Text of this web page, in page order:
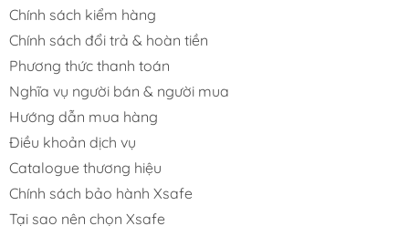
Chính sách kiểm hàng
Chính sách đổi trả & hoàn tiền
Phương thức thanh toán
Nghĩa vụ người bán & người mua
Hướng dẫn mua hàng
Điều khoản dịch vụ
Catalogue thương hiệu
Chính sách bảo hành Xsafe
Tại sao nên chọn Xsafe